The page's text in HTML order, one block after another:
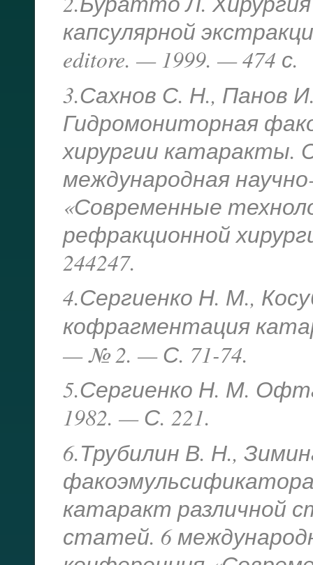
капсулярной
editore. — 1999. — 474 с.
3.Сахнов С. Н., Панов
Гидромониторная
хирургии катаракты.
международная
«Современные
рефракционной
244247.
4.Сергиенко Н. М.,
кофрагментация
— № 2. — С. 71-74.
5.Сергиенко Н. М.
1982. — С. 221.
6.Трубилин В. Н.,
факоэмульсификатора
катаракт различной
статей. 6